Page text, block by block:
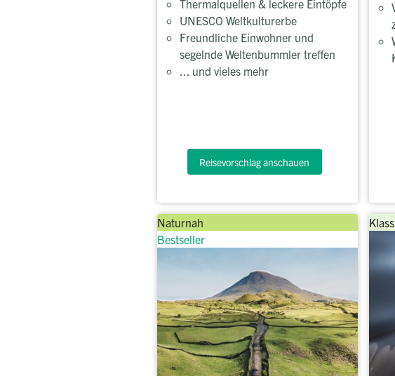
Thermalquellen & leckere Eintöpfe
UNESCO Weltkulturerbe
Freundliche Einwohner und
segelnde Weltenbummler treffen
... und vieles mehr
Reisevorschlag anschauen
Naturnah
Bestseller